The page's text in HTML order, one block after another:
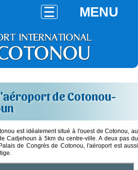
MENU
de Cotonou-
est idéalement situé à l'ouest de Cotonou, au
Cadjehoun à 5km du centre-ville. A deux pas du
de Congrès de Cotonou, l'aéroport est aussi